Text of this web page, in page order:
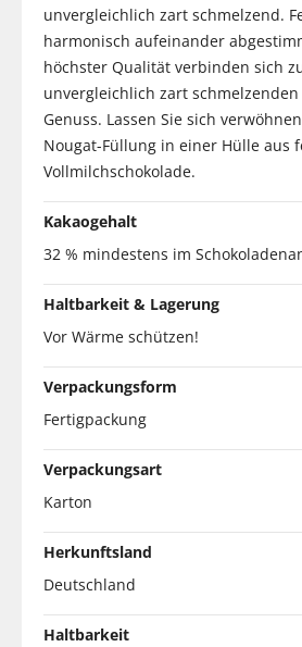
unvergleichlich zart schmelzend.
harmonisch aufeinander
höchster Qualität verbinden sich
unvergleichlich zart schmelzenden
Genuss. Lassen Sie sich
Nougat-Füllung in einer Hülle aus
Vollmilchschokolade.
Kakaogehalt
32 % mindestens im
Haltbarkeit & Lagerung
Vor Wärme schützen!
Verpackungsform
Fertigpackung
Verpackungsart
Karton
Herkunftsland
Deutschland
Haltbarkeit